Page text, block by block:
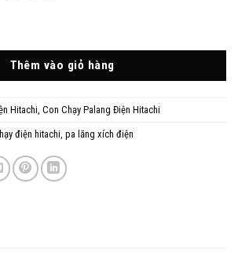
Nhật Bản - Motorized Trolley ST số lượng
Thêm vào giỏ hàng
Hitachi Con Chạy Palang Điện Hitachi
điện hitachi pa lăng xích điện